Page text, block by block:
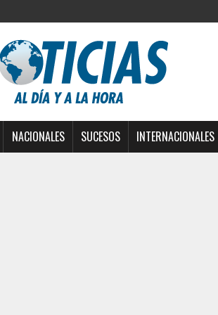
NACIONALES SUCESOS INTERNACIONALES